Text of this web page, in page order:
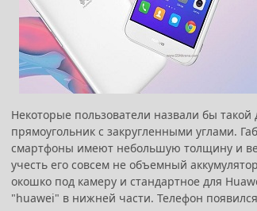
Некоторые пользователи назвали бы
прямоугольник с закругленными углами.
смартфоны имеют небольшую толщину и
учесть его совсем не объемный
окошко под камеру и стандартное для
"huawei" в нижней части. Телефон